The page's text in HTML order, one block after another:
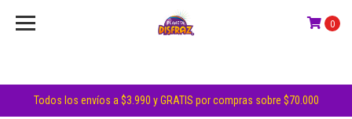
Todos los envíos a $3.990 y GRATIS por compras sobre $70.000
0